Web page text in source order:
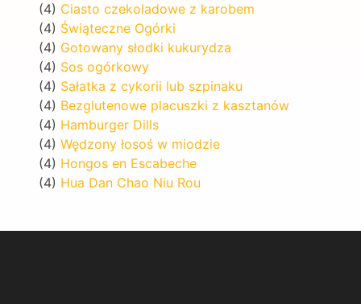
(4) Ciasto czekoladowe z karobem
(4) Świąteczne Ogórki
(4) Gotowany słodki kukurydza
(4) Sos ogórkowy
(4) Sałatka z cykorii lub szpinaku
(4) Bezglutenowe placuszki z kasztanów
(4) Hamburger Dills
(4) Wędzony łosoś w miodzie
(4) Hongos en Escabeche
(4) Hua Dan Chao Niu Rou